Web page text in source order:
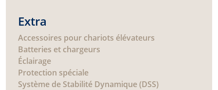
Extra
Accessoires pour chariots élévateurs
Batteries et chargeurs
Éclairage
Protection spéciale
Système de Stabilité Dynamique (DSS)